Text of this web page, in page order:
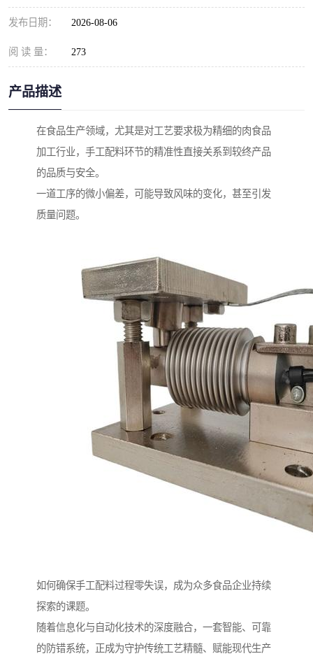
发布日期： 2026-08-06
阅 读 量： 273
产品描述
在食品生产领域，尤其是对工艺要求极为精细的肉食品
加工行业，手工配料环节的精准性直接关系到较终产品
的品质与安全。
一道工序的微小偏差，可能导致风味的变化，甚至引发
质量问题。
如何确保手工配料过程零失误，成为众多食品企业持续
探索的课题。
随着信息化与自动化技术的深度融合，一套智能、可靠
的防错系统，正成为守护传统工艺精髓、赋能现代生产